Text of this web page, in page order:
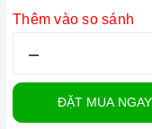
Thêm vào so sánh
–
ĐẶT MUA NGAY